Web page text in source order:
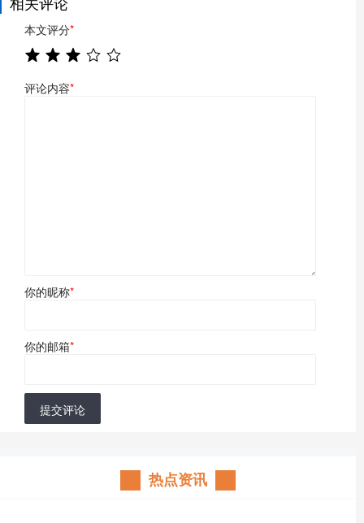
本文评分*
评论内容*
你的昵称*
你的邮箱*
提交评论
热点资讯